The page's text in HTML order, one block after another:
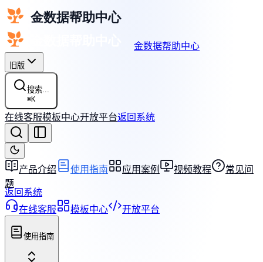
金数据帮助中心
旧版
搜索...
⌘K
在线客服模板中心开放平台返回系统
产品介绍 使用指南 应用案例 视频教程
常见问
题
返回系统
在线客服
模板中心 开放平台
使用指南